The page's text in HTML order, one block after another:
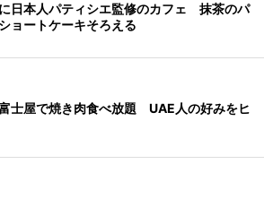
に日本人パティシエ監修のカフェ 抹茶のパ
ョートケーキそろえる
士屋で焼き肉食べ放題 UAE人の好みをヒ